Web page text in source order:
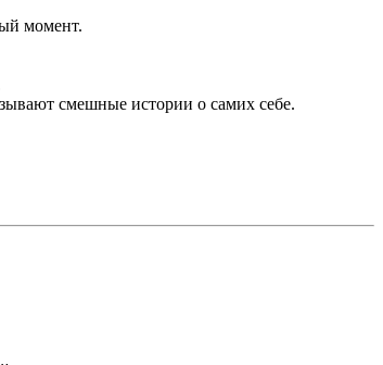
момент.
смешные истории о самих себе.